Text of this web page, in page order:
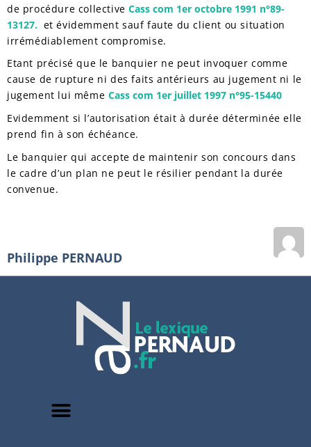
de procédure collectiveCass com 1er octobre 1991 n°89-
13127. et évidemment sauf faute du client ou situation
irrémédiablement compromise.
Etant précisé que le banquier ne peut invoquer comme
cause de rupture ni des faits antérieurs au jugement ni le
jugement lui même Cass com 1er juillet 1997 n°95-15440
Evidemment si l’autorisation était à durée déterminée elle
prend fin à son échéance.
Le banquier qui accepte de maintenir son concours dans
le cadre d’un plan ne peut le résilier pendant la durée
convenue.
Philippe PERNAUD